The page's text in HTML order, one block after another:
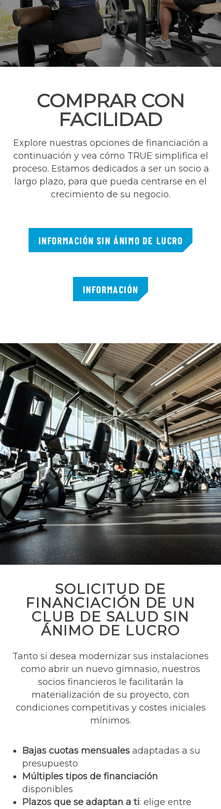
COMPRAR CON
FACILIDAD
Explore nuestras opciones de financiación a
continuación y vea cómo TRUE simplifica el
proceso. Estamos dedicados a ser un socio a
largo plazo, para que pueda centrarse en el
crecimiento de su negocio.
INFORMACIÓN SIN ÁNIMO DE LUCRO
INFORMACIÓN
SOLICITUD DE
FINANCIACIÓN DE UN
CLUB DE SALUD SIN
ÁNIMO DE LUCRO
Tanto si desea modernizar sus instalaciones
como abrir un nuevo gimnasio, nuestros
socios financieros le facilitarán la
materialización de su proyecto, con
condiciones competitivas y costes iniciales
mínimos.
Bajas cuotas mensuales adaptadas a su
presupuesto
Múltiples tipos de financiación
disponibles
Plazos que se adaptan a ti: elige entre